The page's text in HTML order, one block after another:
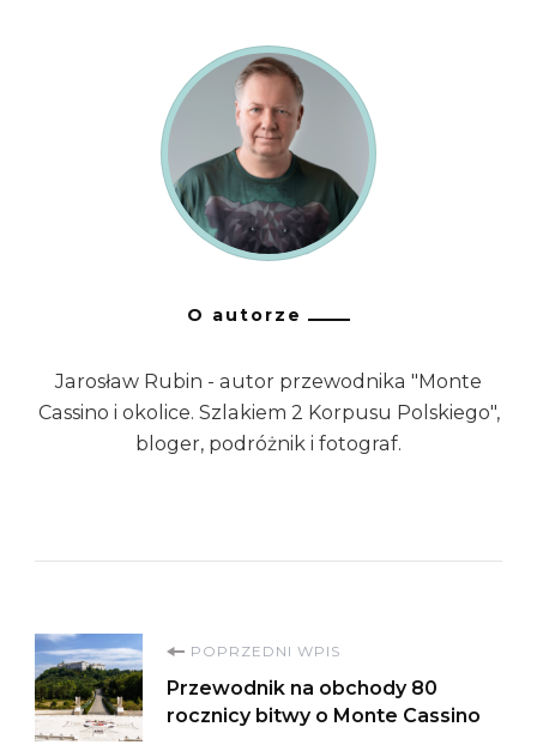
O autorze
Jarosław Rubin - autor przewodnika "Monte
Cassino i okolice. Szlakiem 2 Korpusu Polskiego",
bloger, podróżnik i fotograf.
Nawigacja
wpisu
POPRZEDNI WPIS
Przewodnik na obchody 80
rocznicy bitwy o Monte Cassino